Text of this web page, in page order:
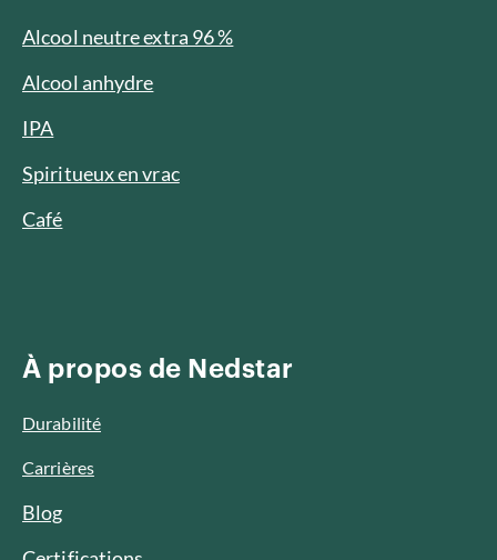
Alcool neutre extra 96 %
Alcool anhydre
IPA
Spiritueux en vrac
Café
À propos de Nedstar
Durabilité
Carrières
Blog